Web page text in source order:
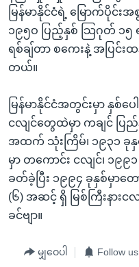
မြန်မာနိုင်ငံရဲ့ မြောက်ပိုင်း
၁၉၅ဝ ပြည့်နှစ် သြဂုတ် ၁
ရစ်ချ်တာ စကေးနဲ့ အပြင်း
တယ်။
မြန်မာနိုင်ငံအတွင်းမှာ နှစ်ပ
ငလျင်တွေထဲမှာ ကချင် ပြ
အထက် သုံးကြိမ်၊ ၁၉၃၁ ခုနှ
မှာ တကောင်း ငလျင်၊ ၁၉
ခတ်ခဲ့ပြီး ၁၉၉၄ ခုနှစ်မှာတ
(၆) အဆင့် ရှိ မြစ်ကြီးနား
ခင်ဗျာ။
မျှဝေပါ Follow us